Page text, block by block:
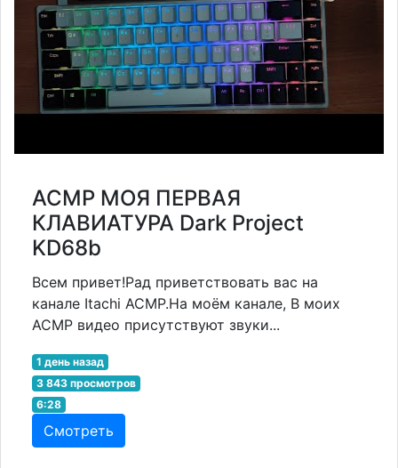
АСМР МОЯ ПЕРВАЯ
КЛАВИАТУРА Dark Project
KD68b
Всем привет!Рад приветствовать вас на
канале Itachi АСМР.На моём канале, В моих
АСМР видео присутствуют звуки...
1 день назад
3 843 просмотров
6:28
Смотреть